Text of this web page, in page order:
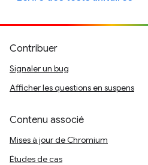
Contribuer
Signaler un bug
Afficher les questions en suspens
Contenu associé
Mises à jour de Chromium
Études de cas